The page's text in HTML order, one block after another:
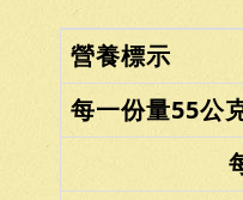
營養標示
每一份量55
每份